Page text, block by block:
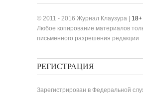
© 2011 - 2016 Журнал Клаузура | 18+
Любое копирование материалов
письменного разрешения редакции
РЕГИСТРАЦИЯ
Зарегистрирован в Федеральной